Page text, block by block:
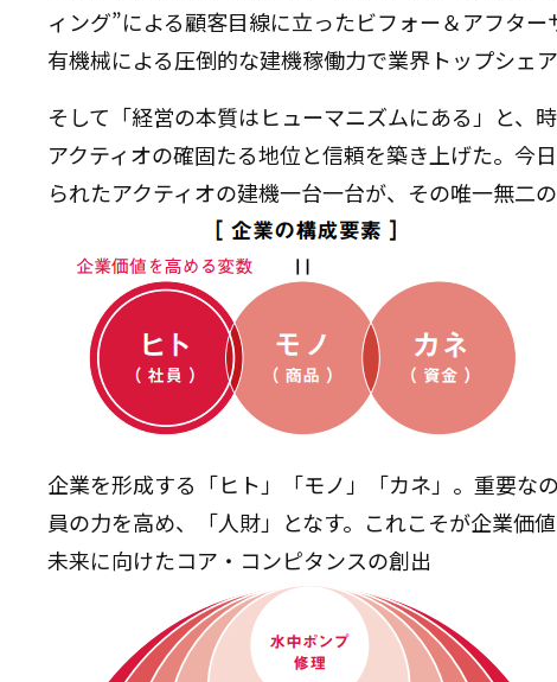
ィング”による顧客目線に立ったビフォー＆アフタ
有機械による圧倒的な建機稼働力で業界トップシェア
そして「経営の本質はヒューマニズムにある」と、
アクティオの確固たる地位と信頼を築き上げた。今
られたアクティオの建機一台一台が、その唯一無二
企業を形成する「ヒト」「モノ」「カネ」。重要な
員の力を高め、「人財」となす。これこそが企業価
未来に向けたコア・コンピタンスの創出